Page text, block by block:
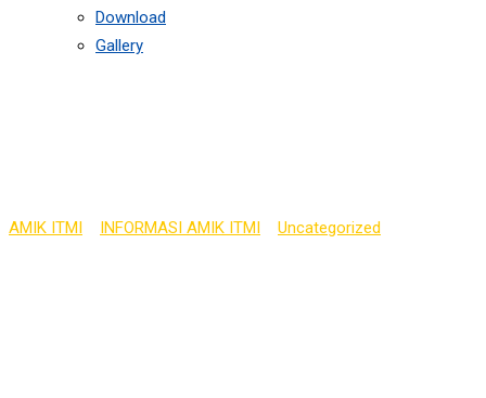
Download
Gallery
AMIK ITMI INFORMASI AMIK ITMI Uncategorized